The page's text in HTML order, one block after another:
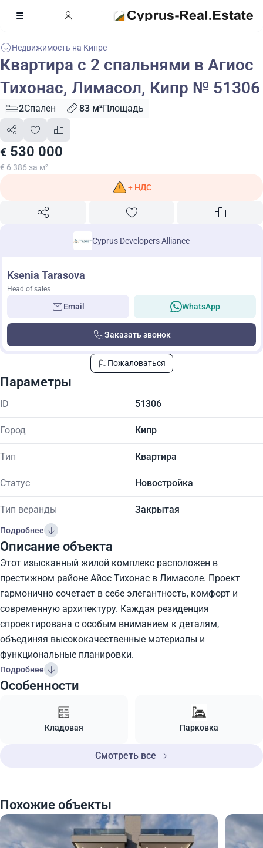
Недвижимость на Кипре
Квартира с 2 спальнями в Агиос
Тихонас, Лимасол, Кипр № 51306
2Спален 83 м²Площадь
€ 530 000
€ 6 386 за м²
+ НДС
Cyprus Developers Alliance
Ksenia Tarasova
Head of sales
Email WhatsApp
Заказать звонок
Пожаловаться
Параметры
ID 51306
Город Кипр
Тип Квартира
Статус Новостройка
Тип веранды Закрытая
Подробнее
Описание объекта
Этот изысканный жилой комплекс расположен в
престижном районе Айос Тихонас в Лимасоле. Проект
гармонично сочетает в себе элегантность, комфорт и
современную архитектуру. Каждая резиденция
спроектирована с особым вниманием к деталям,
объединяя высококачественные материалы и
функциональные планировки.
Подробнее
Особенности
Кладовая Парковка
Смотреть все
Похожие объекты